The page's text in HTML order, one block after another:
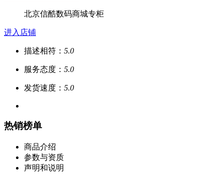
北京信酷数码商城专柜
进入店铺
描述相符： 5.0
服务态度： 5.0
发货速度： 5.0
热销榜单
商品介绍
参数与资质
声明和说明